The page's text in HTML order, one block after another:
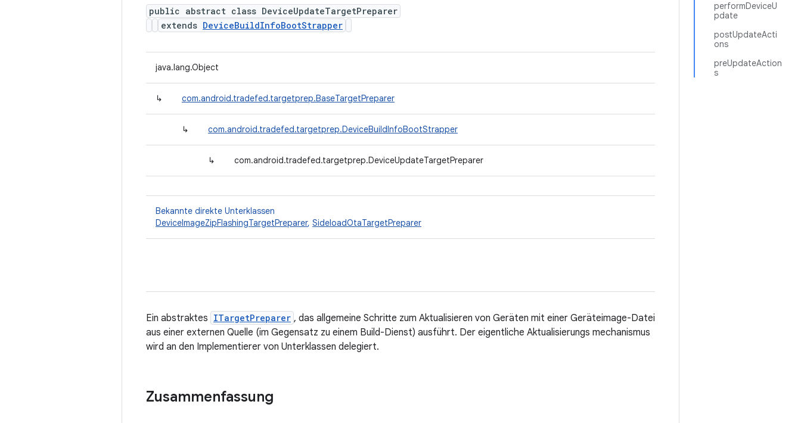
performDeviceU
pdate
postUpdateActi
ons
preUpdateAction
s
public abstract class DeviceUpdateTargetPreparer
extends DeviceBuildInfoBootStrapper
java.lang.Object
↳ com.android.tradefed.targetprep.BaseTargetPreparer
↳ com.android.tradefed.targetprep.DeviceBuildInfoBootStrapper
↳ com.android.tradefed.targetprep.DeviceUpdateTargetPreparer
Bekannte direkte Unterklassen
DeviceImageZipFlashingTargetPreparer, SideloadOtaTargetPreparer
Ein abstraktes ITargetPreparer , das allgemeine Schritte zum Aktualisieren von Geräten mit einer Geräteimage-Datei
aus einer externen Quelle (im Gegensatz zu einem Build-Dienst) ausführt. Der eigentliche Aktualisierungs mechanismus
wird an den Implementierer von Unterklassen delegiert.
Zusammenfassung